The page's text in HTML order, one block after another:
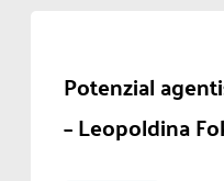
Potenzial
– Leopoldina